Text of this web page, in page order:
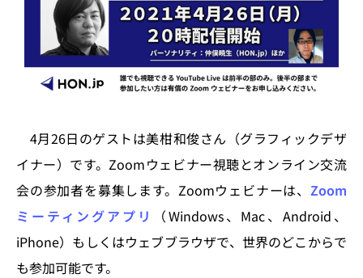
4月26日のゲストは美柑和俊さん（グラフィックデザ
イナー）です。Zoomウェビナー視聴とオンライン交流
会の参加者を募集します。Zoomウェビナーは、 Zoom
ミーティングアプリ
（Windows、Mac、Android、
iPhone）もしくはウェブブラウザで、世界のどこからで
も参加可能です。